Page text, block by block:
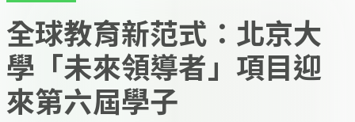
全球教育新范式：北京大
學「未來領導者」項目迎
來第六屆學子